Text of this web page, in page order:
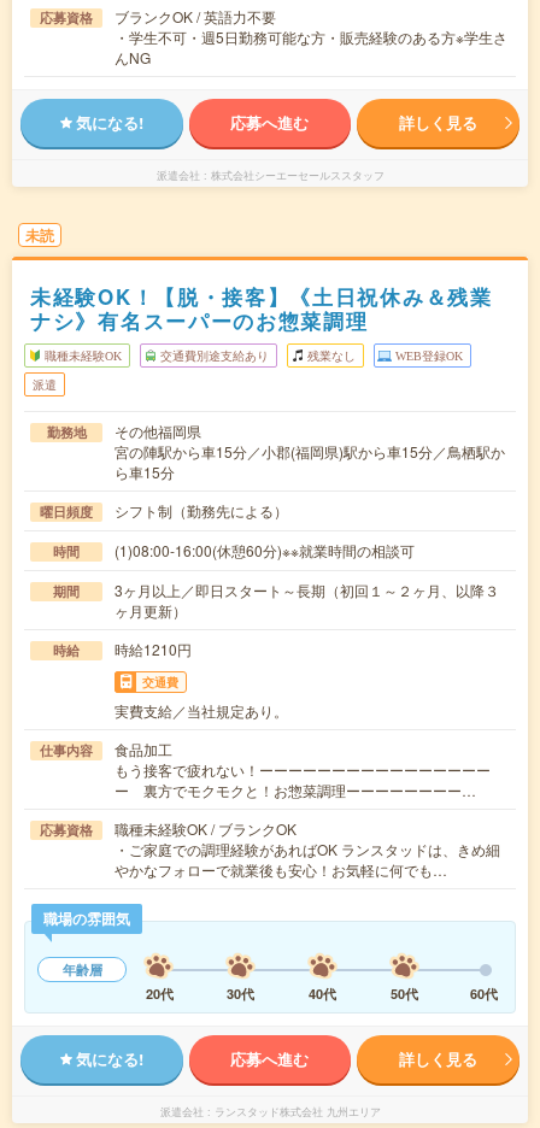
応募資格
ブランクOK / 英語力不要
・学生不可・週5日勤務可能な方・販売経験のある方※学生さ
んNG
気になる! 応募へ進む 詳しく見る
派遣会社 株式会社シーエーセールススタッフ
未読
未経験OK！【脱・接客】《土日祝休み＆残業
ナシ》有名スーパーのお惣菜調理
職種未経験OK 交通費別途支給あり 残業なし WEB登録OK
派遣
勤務地
その他福岡県
宮の陣駅から車15分／小郡(福岡県)駅から車15分／鳥栖駅か
ら車15分
曜日頻度 シフト制（勤務先による）
時間 (1)08:00-16:00(休憩60分)※※就業時間の相談可
期間
3ヶ月以上／即日スタート～長期（初回１～２ヶ月、以降３
ヶ月更新）
時給 時給1210円
交通費
実費支給／当社規定あり。
仕事内容
食品加工
もう接客で疲れない！ーーーーーーーーーーーーーーーー
ー 裏方でモクモクと！お惣菜調理ーーーーーーーー…
応募資格
職種未経験OK / ブランクOK
・ご家庭での調理経験があればOK ランスタッドは、きめ細
やかなフォローで就業後も安心！お気軽に何でも…
職場の雰囲気
年齢層
20代
30代 40代 50代 60代
気になる! 応募へ進む 詳しく見る
派遣会社 ランスタッド株式会社 九州エリア